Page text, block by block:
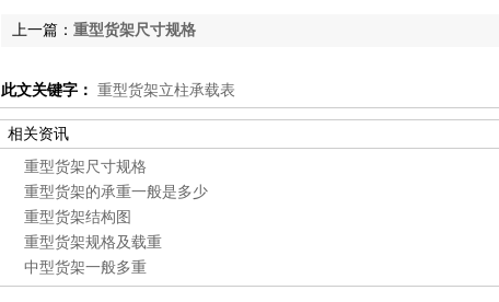
上一篇： 重型货架尺寸规格
此文关键字： 重型货架立柱承载表
相关资讯
重型货架尺寸规格
重型货架的承重一般是多少
重型货架结构图
重型货架规格及载重
中型货架一般多重